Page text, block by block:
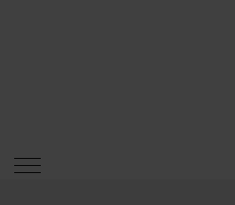
Mobile Menu Toggle